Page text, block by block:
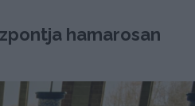
hamarosan